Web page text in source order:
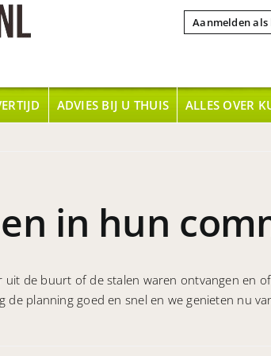
Aanmelden
ADVIES BIJ U THUIS ALLES OVER
in hun
uit de buurt of de stalen waren ontvangen en
planning goed en snel en we genieten nu